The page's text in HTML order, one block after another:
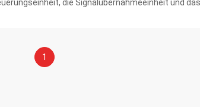
die Signalübernahmeeinheit und
1